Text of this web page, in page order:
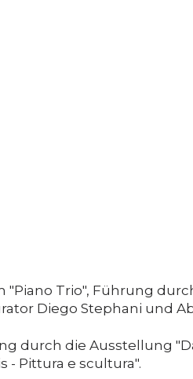
"Piano Trio", Führung
Diego Stephani und
durch die Ausstellung
- Pittura e scultura".